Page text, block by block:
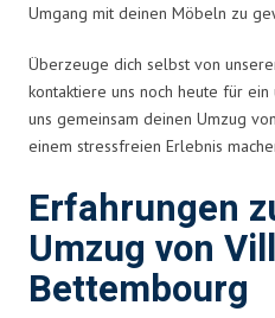
Umgang mit deinen Möbeln zu
Überzeuge dich selbst von
kontaktiere uns noch heute für
uns gemeinsam deinen Umzug
einem stressfreien Erlebnis
Erfahrungen
Umzug von
Bettembourg